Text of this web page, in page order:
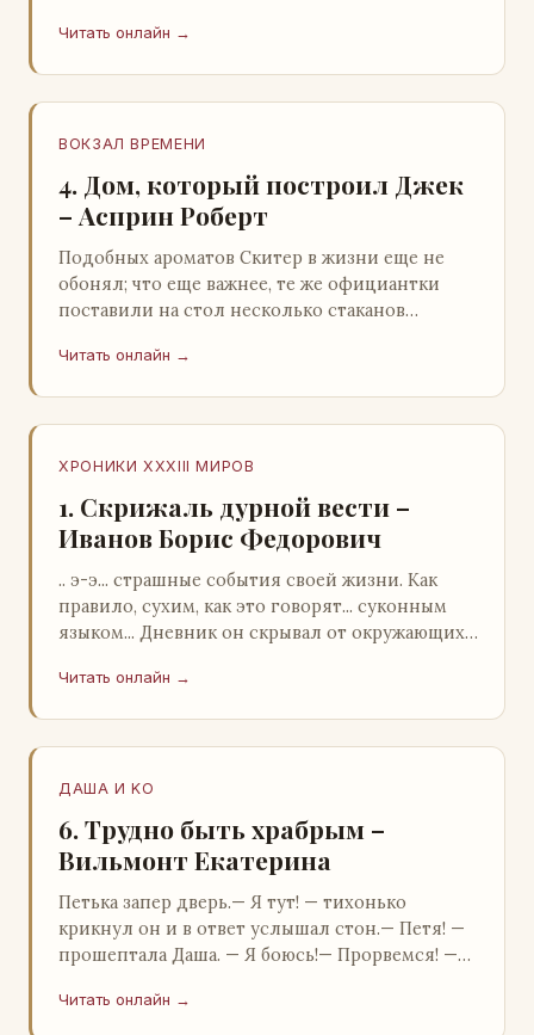
«кризис»…
Читать онлайн →
ВОКЗАЛ ВРЕМЕНИ
4. Дом, который построил Джек
– Асприн Роберт
Подобных ароматов Скитер в жизни еще не
обонял; что еще важнее, те же официантки
поставили на стол несколько стаканов
Скитер опрокин…
Читать онлайн →
ХРОНИКИ XXXIII МИРОВ
1. Скрижаль дурной вести –
Иванов Борис Федорович
.. э-э... страшные события своей жизни. Как
правило, сухим, как это говорят... суконным
языком... Дневник он скрывал от окружающих.
Читать онлайн →
ДАША И KO
6. Трудно быть храбрым –
Вильмонт Екатерина
Петька запер дверь.— Я тут! — тихонько
крикнул он и в ответ услышал стон.— Петя! —
прошептала Даша. — Я боюсь!— Прорвемся! —
…
Читать онлайн →